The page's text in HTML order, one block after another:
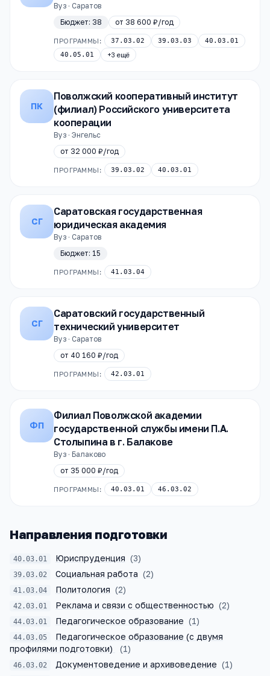
Вуз · Саратов
Бюджет: 38 от 38 600 ₽/год
ПРОГРАММЫ: 37.03.02 39.03.03
40.03.01
40.05.01
+3 ещё
ПК
Поволжский кооперативный институт
(филиал) Российского университета
кооперации
Вуз · Энгельс
от 32 000 ₽/год
ПРОГРАММЫ: 39.03.02 40.03.01
СГ
Саратовская государственная
юридическая академия
Вуз · Саратов
Бюджет: 15
ПРОГРАММЫ: 41.03.04
СГ
Саратовский государственный
технический университет
Вуз · Саратов
от 40 160 ₽/год
ПРОГРАММЫ: 42.03.01
ФП
Филиал Поволжской академии
государственной службы имени П.А.
Столыпина в г. Балакове
Вуз · Балаково
от 35 000 ₽/год
ПРОГРАММЫ: 40.03.01 46.03.02
Направления подготовки
40.03.01 Юриспруденция (3)
39.03.02 Социальная работа (2)
41.03.04 Политология (2)
42.03.01 Реклама и связи с общественностью (2)
44.03.01 Педагогическое образование (1)
44.03.05
Педагогическое образование (с двумя
профилями подготовки)
(1)
46.03.02 Документоведение и архивоведение (1)